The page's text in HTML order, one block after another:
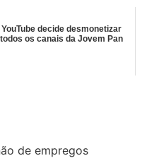
YouTube decide desmonetizar
todos os canais da Jovem Pan